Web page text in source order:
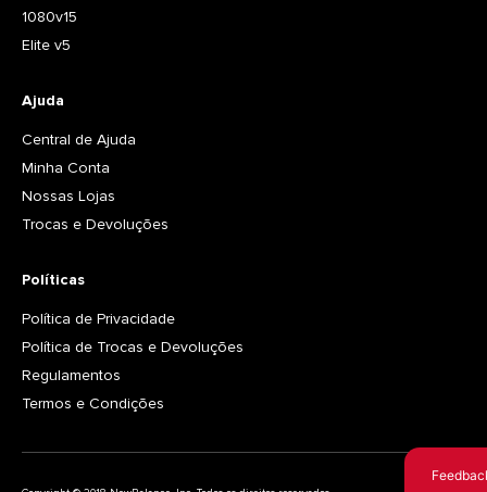
1080v15
Elite v5
Ajuda
Central de Ajuda
Minha Conta
Nossas Lojas
Trocas e Devoluções
Políticas
Política de Privacidade
Política de Trocas e Devoluções
Regulamentos
Termos e Condições